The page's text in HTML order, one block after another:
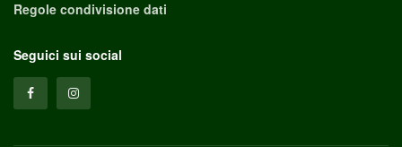
Regole condivisione dati
Seguici sui social